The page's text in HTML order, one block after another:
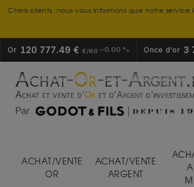
Chers clients, nous vous informons que notre
Or 120 777.49 € €/KG 0.00 % Once d’or 3
ACHAT/VENTE
OR
ACHAT/VENTE
ARGENT